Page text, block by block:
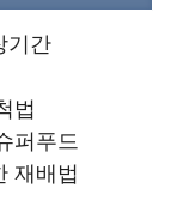
기간
법
퍼푸드
재배법